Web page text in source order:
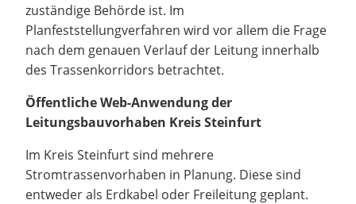
zuständige Behörde ist. Im
Planfeststellungverfahren wird vor allem die Frage
nach dem genauen Verlauf der Leitung innerhalb
des Trassenkorridors betrachtet.
Öffentliche Web-Anwendung der
Leitungsbauvorhaben Kreis Steinfurt
Im Kreis Steinfurt sind mehrere
Stromtrassenvorhaben in Planung. Diese sind
entweder als Erdkabel oder Freileitung geplant.